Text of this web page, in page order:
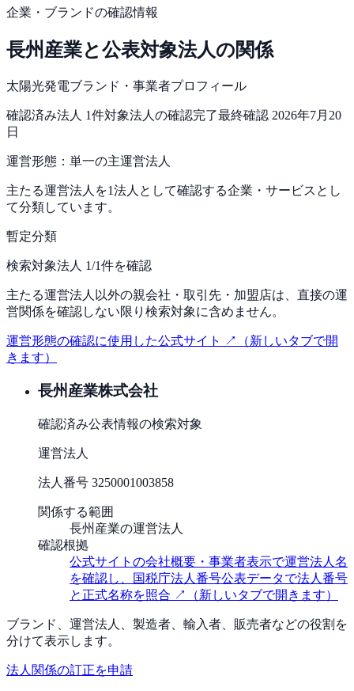
企業・ブランドの確認情報
長州産業と公表対象法人の関係
太陽光発電ブランド・事業者プロフィール
確認済み法人 1件対象法人の確認完了最終確認 2026年7月20
日
運営形態： 単一の主運営法人
主たる運営法人を1法人として確認する企業・サービスとし
て分類しています。
暫定分類
検索対象法人 1/1件を確認
主たる運営法人以外の親会社・取引先・加盟店は、直接の運
営関係を確認しない限り検索対象に含めません。
運営形態の確認に使用した公式サイト ↗
（新しいタブで開
きます）
長州産業株式会社
確認済み公表情報の検索対象
運営法人
法人番号 3250001003858
関係する範囲
長州産業の運営法人
確認根拠
公式サイトの会社概要・事業者表示で運営法人名
を確認し、国税庁法人番号公表データで法人番号
と正式名称を照合 ↗ （新しいタブで開きます）
ブランド、運営法人、製造者、輸入者、販売者などの役割を
分けて表示します。
法人関係の訂正を申請